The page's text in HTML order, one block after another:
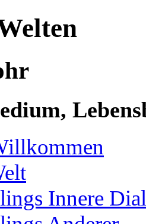
Innere